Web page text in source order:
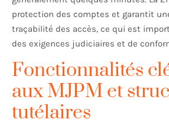
protection des comptes et garantit
traçabilité des accès, ce qui est
des exigences judiciaires et de
Fonctionnalités
aux MJPM et
tutélaires